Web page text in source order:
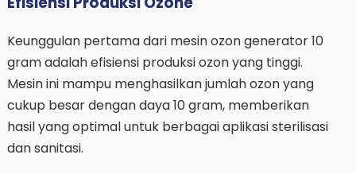
Keunggulan pertama dari mesin ozon generator 10
gram adalah efisiensi produksi ozon yang tinggi.
Mesin ini mampu menghasilkan jumlah ozon yang
cukup besar dengan daya 10 gram, memberikan
hasil yang optimal untuk berbagai aplikasi sterilisasi
dan sanitasi.